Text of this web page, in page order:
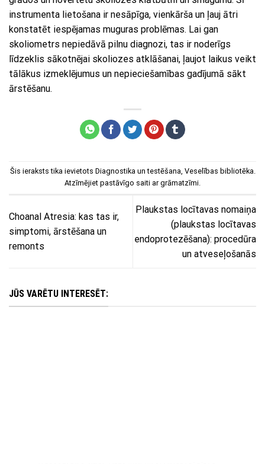
instrumenta lietošana ir nesāpīga, vienkārša un ļauj ātri
konstatēt iespējamas muguras problēmas. Lai gan
skoliometrs nepiedāvā pilnu diagnozi, tas ir noderīgs
līdzeklis sākotnējai skoliozes atklāšanai, ļaujot laikus veikt
tālākus izmeklējumus un nepieciešamības gadījumā sākt
ārstēšanu.
Šis ieraksts tika ievietots Diagnostika un testēšana, Veselības bibliotēka.
Atzīmējiet pastāvīgo saiti ar grāmatzīmi.
Choanal Atresia: kas tas ir,
simptomi, ārstēšana un
remonts
Plaukstas locītavas nomaiņa
(plaukstas locītavas
endoprotezēšana): procedūra
un atveseļošanās
JŪS VARĒTU INTERESĒT: